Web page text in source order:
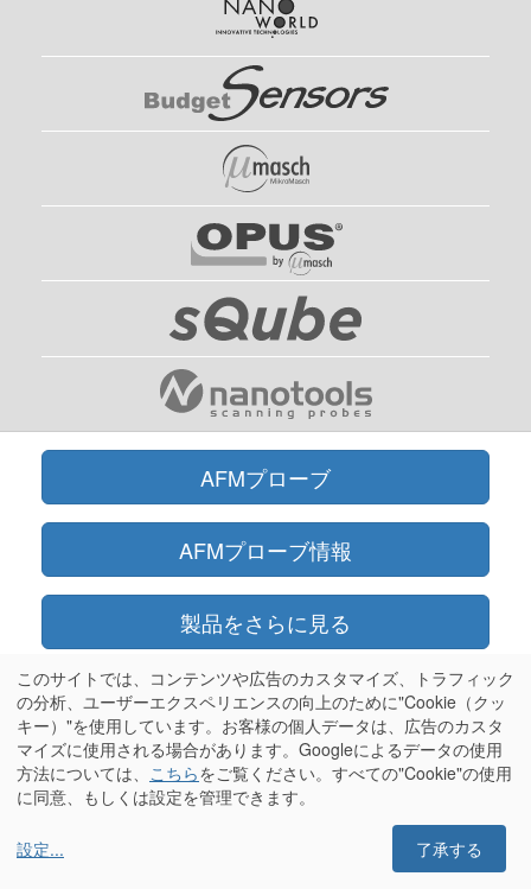
AFMプローブ
AFMプローブ情報
製品をさらに見る
オンラインショップ
情報
Olympus®はオリンパス株式会社の登録商標です
このサイトでは、コンテンツや広告のカスタマイズ、トラフィック
の分析、ユーザーエクスペリエンスの向上のために"Cookie（クッ
キー）"を使用しています。お客様の個人データは、広告のカスタ
マイズに使用される場合があります。Googleによるデータの使用
方法については、 こちらをご覧ください。すべての"Cookie"の使用
に同意、もしくは設定を管理できます。
設定... 了承する